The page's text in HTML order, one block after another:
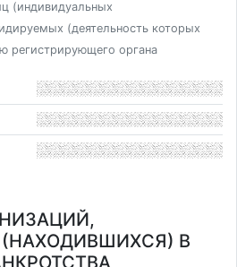
(индивидуальных
(деятельность которых
регистрирующего органа
В